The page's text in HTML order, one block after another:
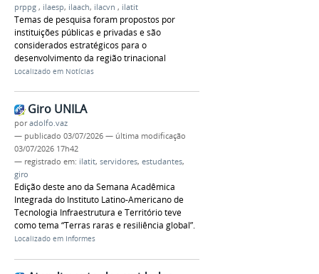
prppg , ilaesp, ilaach, ilacvn , ilatit
Temas de pesquisa foram propostos por
instituições públicas e privadas e são
considerados estratégicos para o
desenvolvimento da região trinacional
Localizado em Notícias
Giro UNILA
poradolfo.vaz
— publicado 03/07/2026 — última modificação
03/07/2026 17h42
— registrado em: ilatit, servidores, estudantes,
giro
Edição deste ano da Semana Acadêmica
Integrada do Instituto Latino-Americano de
Tecnologia Infraestrutura e Território teve
como tema “Terras raras e resiliência global”.
Localizado em Informes